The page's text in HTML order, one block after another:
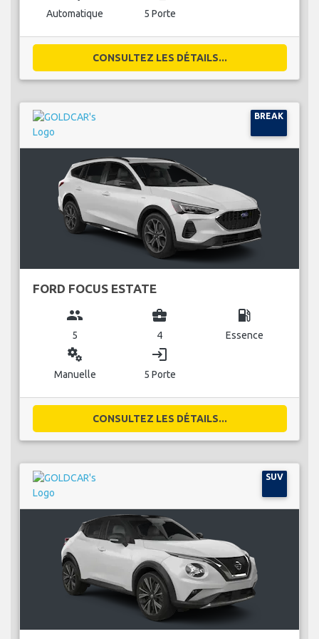
Automatique 5 Porte
CONSULTEZ LES DÉTAILS...
BREAK
FORD FOCUS ESTATE
group
5
business_center
4
local_gas_station
Essence
miscellaneous_services
Manuelle
login
5 Porte
CONSULTEZ LES DÉTAILS...
SUV